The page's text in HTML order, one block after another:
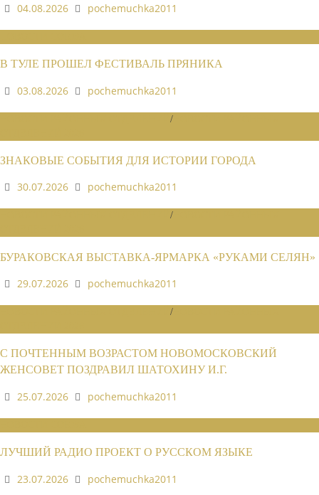
04.08.2026
pochemuchka2011
В ТУЛЕ ПРОШЕЛ ФЕСТИВАЛЬ ПРЯНИКА
03.08.2026
pochemuchka2011
/
ЗНАКОВЫЕ СОБЫТИЯ ДЛЯ ИСТОРИИ ГОРОДА
30.07.2026
pochemuchka2011
/
БУРАКОВСКАЯ ВЫСТАВКА-ЯРМАРКА «РУКАМИ СЕЛЯН»
29.07.2026
pochemuchka2011
/
С ПОЧТЕННЫМ ВОЗРАСТОМ НОВОМОСКОВСКИЙ
ЖЕНСОВЕТ ПОЗДРАВИЛ ШАТОХИНУ И.Г.
25.07.2026
pochemuchka2011
ЛУЧШИЙ РАДИО ПРОЕКТ О РУССКОМ ЯЗЫКЕ
23.07.2026
pochemuchka2011